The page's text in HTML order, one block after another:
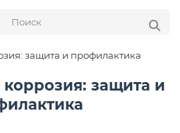
защита и профилактика
защита и